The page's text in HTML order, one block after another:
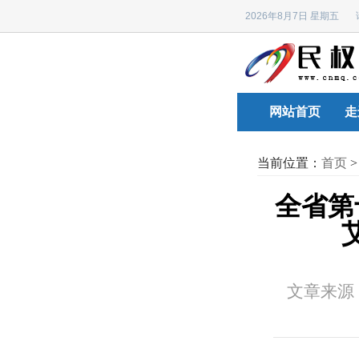
2026年8月7日 星期五
网站首页
当前位置： 首页
全省
文章来